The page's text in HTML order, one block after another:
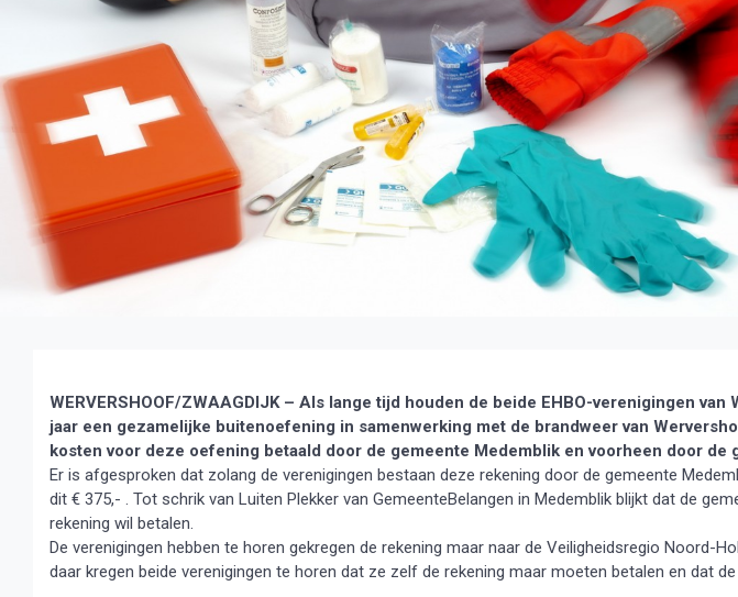
WERVERSHOOF/ZWAAGDIJK – Als lange tijd houden de beide EHBO-verenigingen
jaar een gezamelijke buitenoefening in samenwerking met de brandweer van
kosten voor deze oefening betaald door de gemeente Medemblik en voorheen door de
Er is afgesproken dat zolang de verenigingen bestaan deze rekening door de gemeente
dit € 375,- . Tot schrik van Luiten Plekker van GemeenteBelangen in Medemblik blijkt dat de
rekening wil betalen.
De verenigingen hebben te horen gekregen de rekening maar naar de Veiligheidsregio Noord-
daar kregen beide verenigingen te horen dat ze zelf de rekening maar moeten betalen en dat